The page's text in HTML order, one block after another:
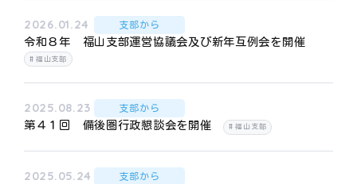
2026.01.24 支部から
令和８年 福山支部運営協議会及び新年互例会を開催
福山支部
2025.08.23 支部から
第４１回 備後圏行政懇談会を開催 福山支部
2025.05.24 支部から